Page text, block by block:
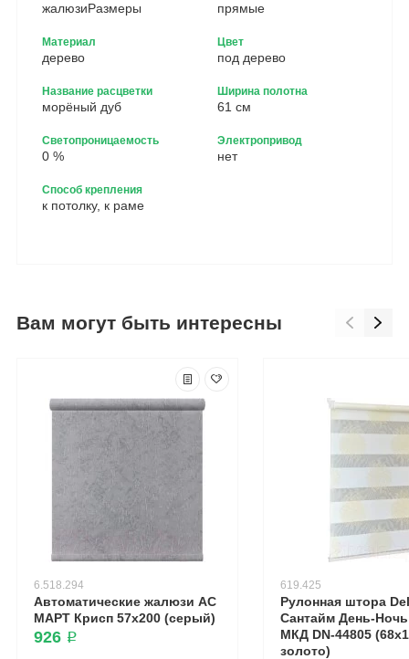
жалюзиРазмеры
Материал
дерево
Название расцветки
морёный дуб
Светопроницаемость
0 %
Способ крепления
к потолку, к раме
прямые
Цвет
под дерево
Ширина полотна
61 см
Электропривод
нет
Вам могут быть интересны
6.518.294
Автоматические жалюзи АС
МАРТ Крисп 57x200 (серый)
926 ₽
619.425
Рулонная штора
Сантайм День-
МКД DN-44805
золото)